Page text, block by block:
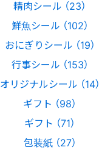
精肉シール （23）
鮮魚シール （102）
おにぎりシール （19）
行事シール （153）
オリジナルシール （14）
ギフト （98）
ギフト （71）
包装紙 （27）